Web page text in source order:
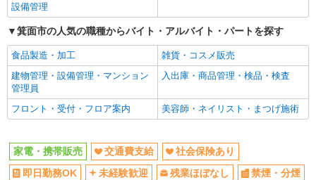
設備管理
箕面市の人気の職種からバイト・アルバイト・パートを探す
食品製造・加工
雑貨・コスメ販売
建物管理・設備管理・マンション
管理員
入出庫・商品管理・検品・検査
フロント・受付・フロア案内 美容師・ネイリスト・まつげ施術
家電・携帯販売 交通費支給
社会保険あり
即日勤務OK
未経験歓迎 残業ほぼなし
禁煙・分煙